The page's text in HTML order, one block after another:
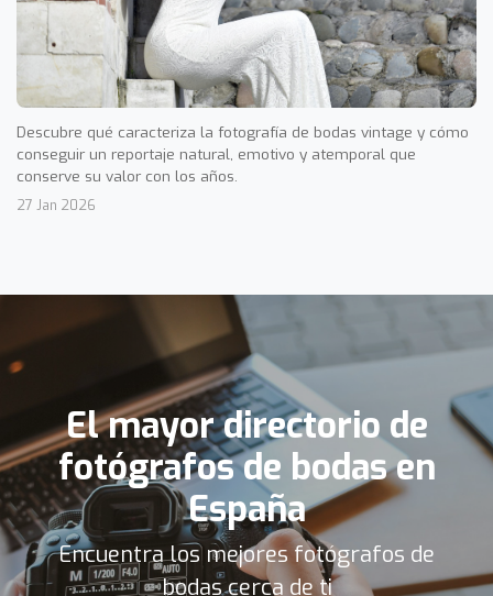
Descubre qué caracteriza la fotografía de bodas vintage y cómo
conseguir un reportaje natural, emotivo y atemporal que
conserve su valor con los años.
27 Jan 2026
El mayor directorio de
fotógrafos de bodas en
España
Encuentra los mejores fotógrafos de
bodas cerca de ti